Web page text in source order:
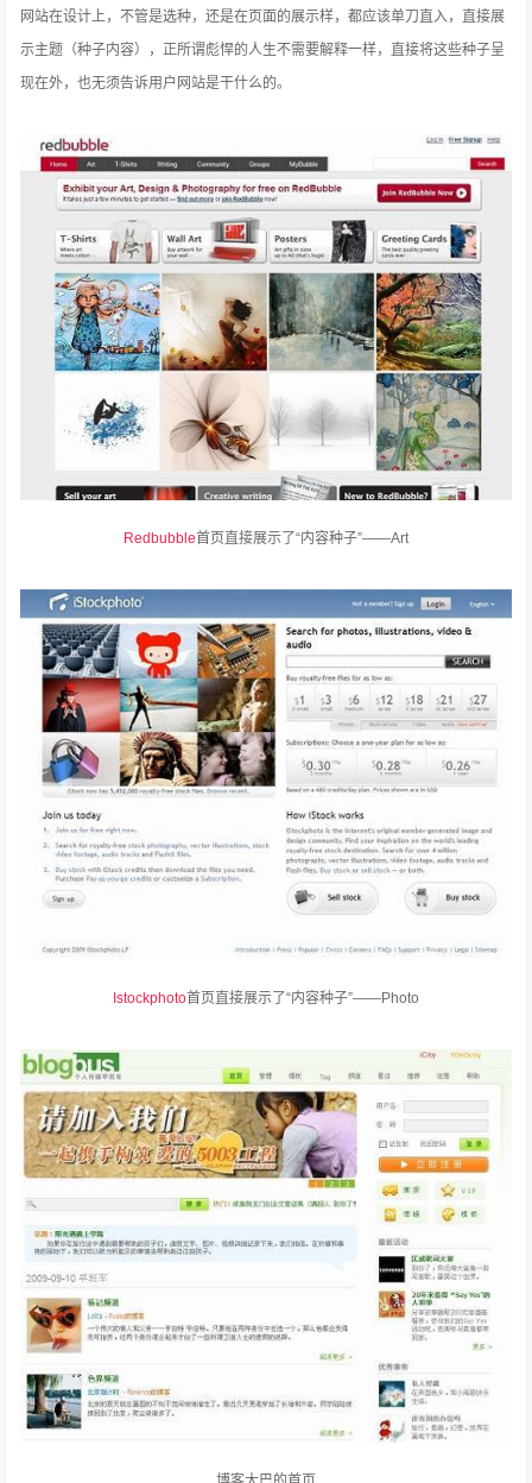
网站在设计上，不管是选种，还是在页面的展示样，都应该单刀直入，直接展
示主题（种子内容），正所谓彪悍的人生不需要解释一样，直接将这些种子呈
现在外，也无须告诉用户网站是干什么的。
Redbubble首页直接展示了“内容种子”——Art
Istockphoto首页直接展示了“内容种子”——Photo